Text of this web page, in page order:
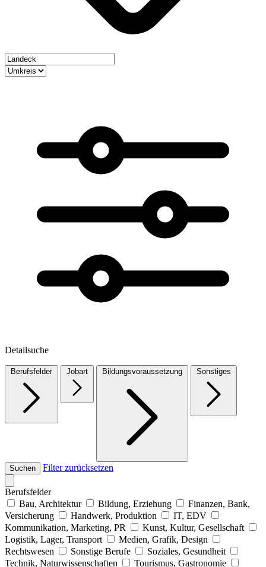
Detailsuche
Berufsfelder Jobart Bildungsvoraussetzung Sonstiges
Suchen Filter zurücksetzen
Berufsfelder
Bau, Architektur
Bildung, Erziehung
Finanzen, Bank,
Versicherung
Handwerk, Produktion
IT, EDV
Kommunikation, Marketing, PR
Kunst, Kultur, Gesellschaft
Logistik, Lager, Transport
Medien, Grafik, Design
Rechtswesen
Sonstige Berufe
Soziales, Gesundheit
Technik, Naturwissenschaften
Tourismus, Gastronomie